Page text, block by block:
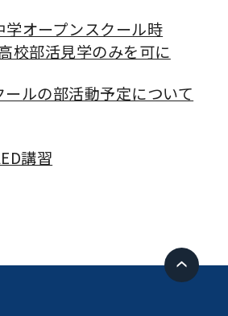
学オープンスクール時
校部活見学のみを可に
ルの部活動予定について
講習